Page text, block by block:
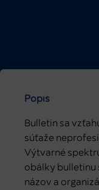
Popis
Bulletin sa
súťaže
Výtvarné
obálky bulletinu
názov a